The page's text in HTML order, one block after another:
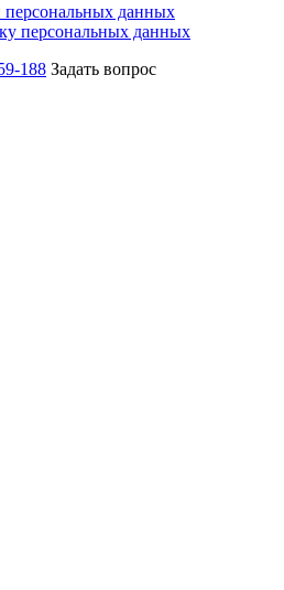
персональных данных
персональных данных
188 Задать вопрос